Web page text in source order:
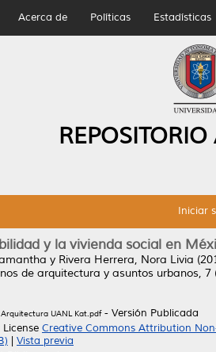
Acerca de Políticas Estadísticas
Iniciar
y la vivienda social en
y Rivera Herrera, Nora Livia
de arquitectura y asuntos urbanos, 7
UANL Kat.pdf- Versión Publicada
Creative Commons Attribution
Vista previa